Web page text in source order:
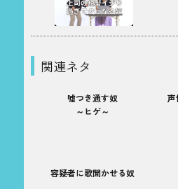
関連ネタ
嘘つき通す奴
～ヒゲ～
声
容疑者に歌聞かせる奴